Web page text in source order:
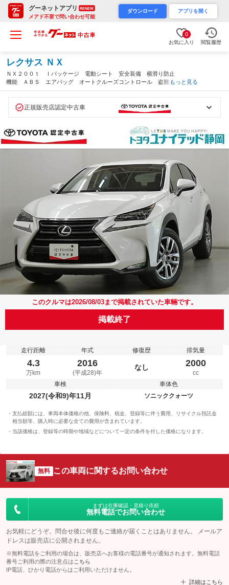
グーネットアプリ RENEW
メアド不要で問い合わせ可能
ダウンロード アプリを開く
0
お気に入り 閲覧履歴
レクサス ＮＸ
ＮＸ２００ｔ Ｉパッケージ 電動シート 安全装備 横滑り防止
機能 ＡＢＳ エアバッグ オートクルーズコントロール 盗難防
止装置 アイドリングストップ バックカメラ ＥＴＣ ドラレ
もっと見る
正規販売店認定中古車
このクルマは2026/08/03まで掲載されていた車輛です。
掲載終了
走行距離
4.3
万km
年式
2016
(平成28)年
修復歴
なし
排気量
2000
cc
車検
2027(令和9)年11月
車体色
ソニッククォーツ
支払総額には、車両本体価格の他、保険料、税金、登録等に伴う費用、リサイクル預託金
相当額等、購入時に必要な全ての費用が含まれています。
当該価格は、登録等の時期や地域などについて一定の条件を付した価格になります。
無料 この車両に関するお問い合わせ
まずは在庫確認・見積り依頼
無料電話でお問い合わせ
お気軽にどうぞ。問合せ後に何度もご連絡が届くことはありません。 メールア
ドレスは販売店に公開されません。
※無料電話をご利用の場合は、販売店へお客様の電話番号が通知されます。無料電話
番号ご利用の際の注意点は こちら
IP電話、ひかり電話からはご利用いただけません。
詳細はこちら